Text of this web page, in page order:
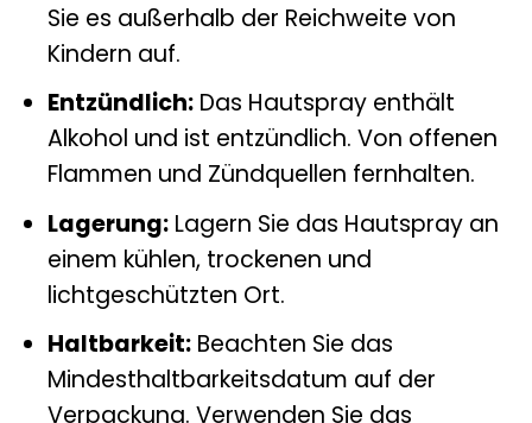
Sie es außerhalb der Reichweite von
Kindern auf.
Entzündlich:Das Hautspray enthält
Alkohol und ist entzündlich. Von offenen
Flammen und Zündquellen fernhalten.
Lagerung:Lagern Sie das Hautspray an
einem kühlen, trockenen und
lichtgeschützten Ort.
Haltbarkeit:Beachten Sie das
Mindesthaltbarkeitsdatum auf der
Verpackung. Verwenden Sie das